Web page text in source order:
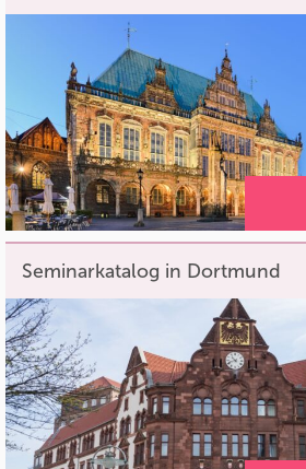
Seminarkatalog in Dortmund